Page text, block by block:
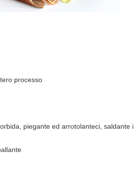
processo
piegante ed arrotolanteci, saldante i